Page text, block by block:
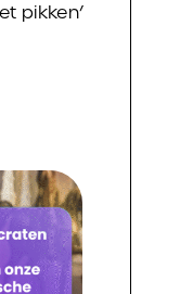
pikken’